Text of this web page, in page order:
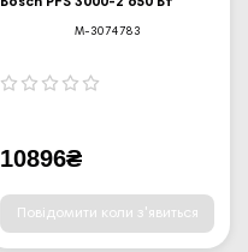
M-3074783
10896₴
Повідомити коли з'явиться